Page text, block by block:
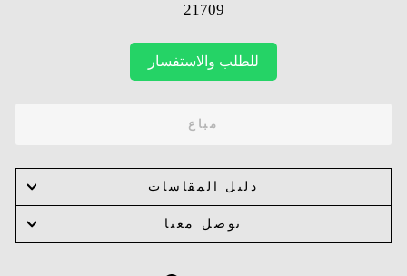
21709
للطلب والاستفسار
مباع
دليل المقاسات
توصل معنا